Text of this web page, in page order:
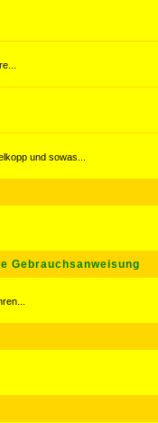
und sowas...
Gebrauchsanweisung